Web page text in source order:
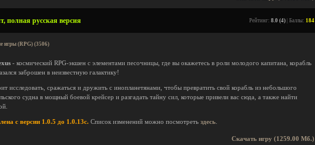
полная русская версия Рейтинг: 8.0 (4) | Баллы: 184
игры (RPG) (3506)
- космический RPG-экшен с элементами песочницы, где вы окажетесь в роли молодого капитана, корабль
заброшен в неизвестную галактику!
исследовать, сражаться и дружить с инопланетянами, чтобы превратить свой корабль из небольшого
судна в мощный боевой крейсер и разгадать тайну сил, которые привели вас сюда, а также найти
с версии 1.0.5 до 1.0.13c. Список изменений можно посмотреть здесь
Скачать игру (1259.00 Мб.)